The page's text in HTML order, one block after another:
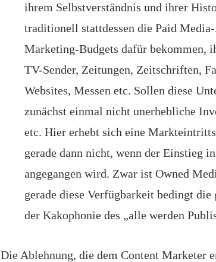
ihrem Selbstverständnis und ihrer
traditionell stattdessen die Paid
Marketing-Budgets dafür bekommen,
TV-Sender, Zeitungen, Zeitschriften,
Websites, Messen etc. Sollen diese
zunächst einmal nicht unerhebliche
etc. Hier erhebt sich eine
gerade dann nicht, wenn der Einstieg
angegangen wird. Zwar ist Owned
gerade diese Verfügbarkeit bedingt
der Kakophonie des „alle werden
Die Ablehnung, die dem Content Marketer